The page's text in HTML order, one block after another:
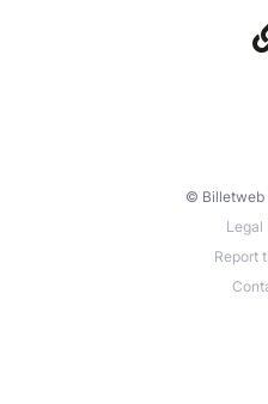
© Billetweb
Legal
Report